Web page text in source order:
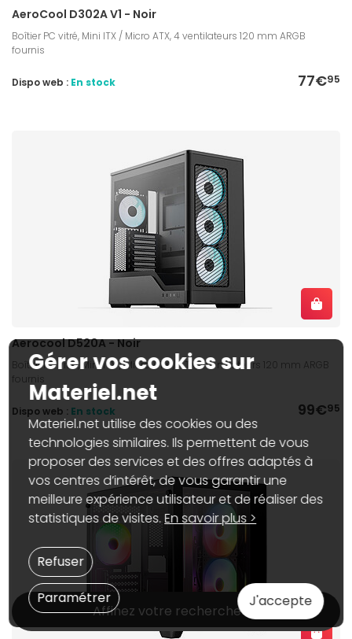
AeroCool D302A V1 - Noir
Boîtier PC vitré, Mini ITX / Micro ATX, 4 ventilateurs 120 mm ARGB
fournis
77€95
Dispo web : En stock
Aerocool D520A - Noir
Boîtier PC vitré, Mini ITX / Micro ATX / ATX, 4ventilateurs 120 mm ARGB
fournis
99€95
Dispo web : En stock
Affinez votre recherche
Gérer vos cookies sur
Materiel.net
Materiel.net utilise des cookies ou des
technologies similaires. Ils permettent de vous
proposer des services et des offres adaptés à
vos centres d’intérêt, de vous garantir une
meilleure expérience utilisateur et de réaliser des
statistiques de visites.En savoir plus >
J'accepte
Paramétrer
Refuser